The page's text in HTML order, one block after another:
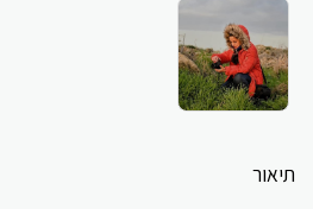
תיאור